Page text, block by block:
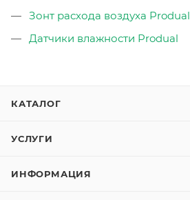
Зонт расхода воздуха Produal
Датчики влажности Produal
КАТАЛОГ
УСЛУГИ
ИНФОРМАЦИЯ